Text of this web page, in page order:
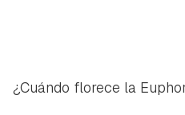
¿Cuándo florece la